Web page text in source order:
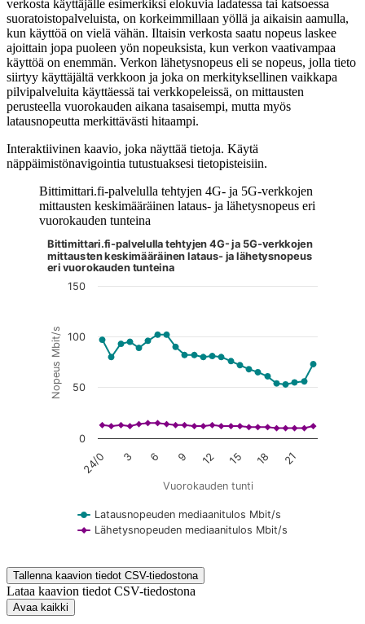
verkosta käyttäjälle esimerkiksi elokuvia ladatessa tai katsoessa
suoratoistopalveluista, on korkeimmillaan yöllä ja aikaisin aamulla,
kun käyttöä on vielä vähän. Iltaisin verkosta saatu nopeus laskee
ajoittain jopa puoleen yön nopeuksista, kun verkon vaativampaa
käyttöä on enemmän. Verkon lähetysnopeus eli se nopeus, jolla tieto
siirtyy käyttäjältä verkkoon ja joka on merkityksellinen vaikkapa
pilvipalveluita käyttäessä tai verkkopeleissä, on mittausten
perusteella vuorokauden aikana tasaisempi, mutta myös
latausnopeutta merkittävästi hitaampi.
Interaktiivinen kaavio, joka näyttää tietoja. Käytä
näppäimistönavigointia tutustuaksesi tietopisteisiin.
Bittimittari.fi-palvelulla tehtyjen 4G- ja 5G-verkkojen
mittausten keskimääräinen lataus- ja lähetysnopeus eri
vuorokauden tunteina
Kuvaaja on interaktiivinen. Siirry kuvaajaan sarkaimella ja
Vuorokauden tunti
Nopeus Mbit/s
Bittimittari.fi-palvelulla tehtyjen 4G- ja 5G-verkkojen
mittausten keskimääräinen lataus- ja lähetysnopeus
eri vuorokauden tunteina
Latausnopeuden mediaanitulos Mbit/s
Lähetysnopeuden mediaanitulos Mbit/s
24/0 6 12 18
3 9 15 21
0
50
100
150
Tallenna kaavion tiedot CSV-tiedostona
Lataa kaavion tiedot CSV-tiedostona
Avaa kaikki